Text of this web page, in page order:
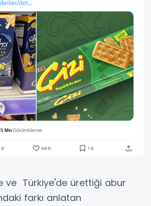
ve Türkiye'de ürettiği abur
farkı anlatan